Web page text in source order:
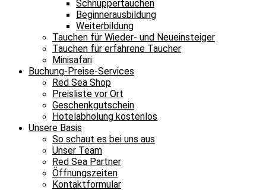
Schnuppertauchen
Beginnerausbildung
Weiterbildung
Tauchen für Wieder- und Neueinsteiger
Tauchen für erfahrene Taucher
Minisafari
Buchung-Preise-Services
Red Sea Shop
Preisliste vor Ort
Geschenkgutschein
Hotelabholung kostenlos
Unsere Basis
So schaut es bei uns aus
Unser Team
Red Sea Partner
Öffnungszeiten
Kontaktformular